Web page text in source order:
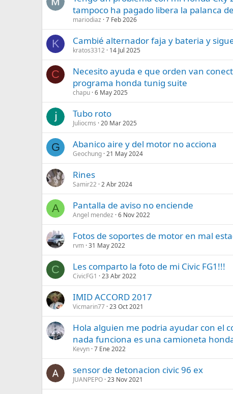
tampoco ha pagado libera la palanca
mariodiaz 7 Feb 2026
K Cambié alternador faja y bateria y
kratos3312 14 Jul 2025
C
Necesito ayuda e que orden van
programa honda tunig suite
chapu 6 May 2025
Tubo roto
Juliocms 20 Mar 2025
G Abanico aire y del motor no acciona
Geochung 21 May 2024
Rines
Samir22 2 Abr 2024
A Pantalla de aviso no enciende
Angel mendez 6 Nov 2022
Fotos de soportes de motor en mal
rvm 31 May 2022
C Les comparto la foto de mi Civic FG1!!!
CivicFG1 23 Abr 2022
IMID ACCORD 2017
Vicmarin77 23 Oct 2021
Hola alguien me podria ayudar con el
nada funciona es una camioneta
Kevyn 7 Ene 2022
sensor de detonacion civic 96 ex
JUANPEPO 23 Nov 2021